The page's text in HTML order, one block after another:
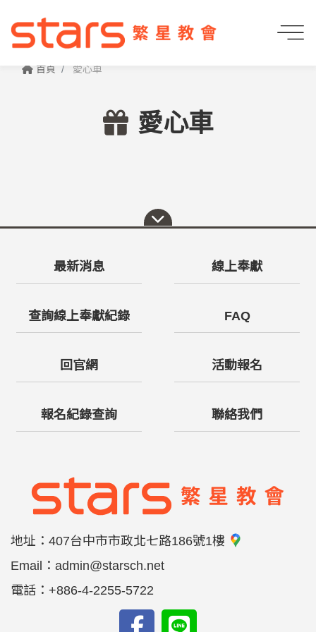
首頁 愛心車
愛心車
最新消息 線上奉獻
查詢線上奉獻紀錄 FAQ
回官網 活動報名
報名紀錄查詢 聯絡我們
地址： 407台中市市政北七路186號1樓
Email： admin@starsch.net
電話： +886-4-2255-5722